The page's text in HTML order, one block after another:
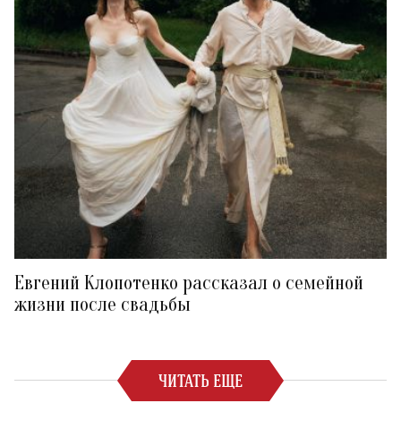
Евгений Клопотенко рассказал о семейной
жизни после свадьбы
ЧИТАТЬ ЕЩЕ